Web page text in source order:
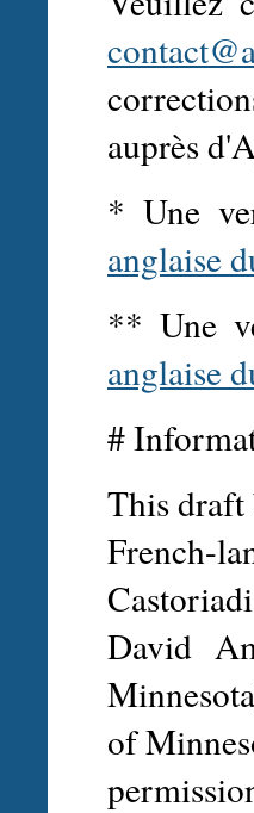
auprès
* Une
anglaise
** Une
anglaise
#
This draft
French-
David
of